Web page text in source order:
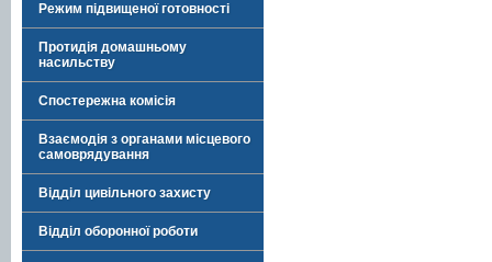
Режим підвищеної готовності
Протидія домашньому
насильству
Спостережна комісія
Взаємодія з органами місцевого
самоврядування
Відділ цивільного захисту
Відділ оборонної роботи